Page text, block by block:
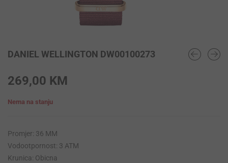
DANIEL WELLINGTON DW00100273
269,00 KM
Nema na stanju
Promjer: 36 MM
Vodootpornost: 3 ATM
Krunica: Obicna